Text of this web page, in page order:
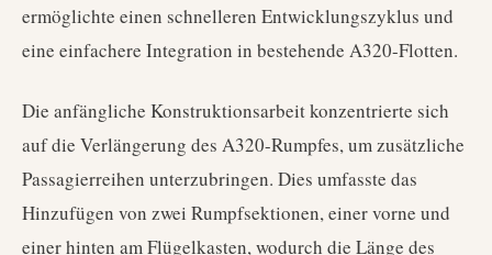
ermöglichte einen schnelleren Entwicklungszyklus und
eine einfachere Integration in bestehende A320-Flotten.
Die anfängliche Konstruktionsarbeit konzentrierte sich
auf die Verlängerung des A320-Rumpfes, um zusätzliche
Passagierreihen unterzubringen. Dies umfasste das
Hinzufügen von zwei Rumpfsektionen, einer vorne und
einer hinten am Flügelkasten, wodurch die Länge des